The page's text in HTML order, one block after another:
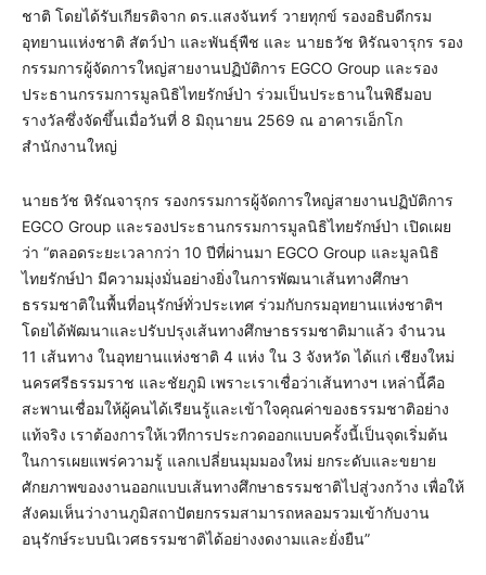
ชาติ โดยได้รับเกียรติจาก ดร.แสงจันทร์ วายทุกข์ รองอธิบดีกรม
อุทยานแห่งชาติ สัตว์ป่า และพันธุ์พืช และ นายธวัช หิรัณจารุกร รอง
กรรมการผู้จัดการใหญ่สายงานปฏิบัติการ EGCO Group และรอง
ประธานกรรมการมูลนิธิไทยรักษ์ป่า ร่วมเป็นประธานในพิธีมอบ
รางวัลซึ่งจัดขึ้นเมื่อวันที่ 8 มิถุนายน 2569 ณ อาคารเอ็กโก
สำนักงานใหญ่
นายธวัช หิรัณจารุกร รองกรรมการผู้จัดการใหญ่สายงานปฏิบัติการ
EGCO Group และรองประธานกรรมการมูลนิธิไทยรักษ์ป่า เปิดเผย
ว่า “ตลอดระยะเวลากว่า 10 ปีที่ผ่านมา EGCO Group และมูลนิธิ
ไทยรักษ์ป่า มีความมุ่งมั่นอย่างยิ่งในการพัฒนาเส้นทางศึกษา
ธรรมชาติในพื้นที่อนุรักษ์ทั่วประเทศ ร่วมกับกรมอุทยานแห่งชาติฯ
โดยได้พัฒนาและปรับปรุงเส้นทางศึกษาธรรมชาติมาแล้ว จำนวน
11 เส้นทาง ในอุทยานแห่งชาติ 4 แห่ง ใน 3 จังหวัด ได้แก่ เชียงใหม่
นครศรีธรรมราช และชัยภูมิ เพราะเราเชื่อว่าเส้นทางฯ เหล่านี้คือ
สะพานเชื่อมให้ผู้คนได้เรียนรู้และเข้าใจคุณค่าของธรรมชาติอย่าง
แท้จริง เราต้องการให้เวทีการประกวดออกแบบครั้งนี้เป็นจุดเริ่มต้น
ในการเผยแพร่ความรู้ แลกเปลี่ยนมุมมองใหม่ ยกระดับและขยาย
ศักยภาพของงานออกแบบเส้นทางศึกษาธรรมชาติไปสู่วงกว้าง เพื่อให้
สังคมเห็นว่างานภูมิสถาปัตยกรรมสามารถหลอมรวมเข้ากับงาน
อนุรักษ์ระบบนิเวศธรรมชาติได้อย่างงดงามและยั่งยืน”